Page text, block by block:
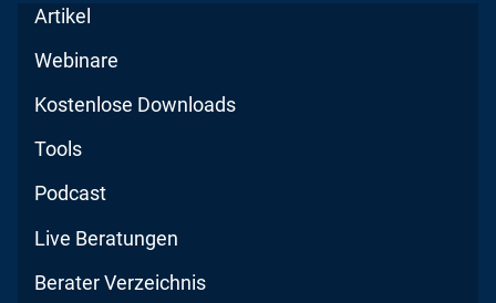
Artikel
Webinare
Kostenlose Downloads
Tools
Podcast
Live Beratungen
Berater Verzeichnis